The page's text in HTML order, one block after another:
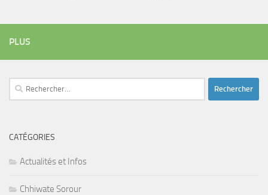
PLUS
Rechercher :
CATÉGORIES
Actualités et Infos
Chhiwate Sorour